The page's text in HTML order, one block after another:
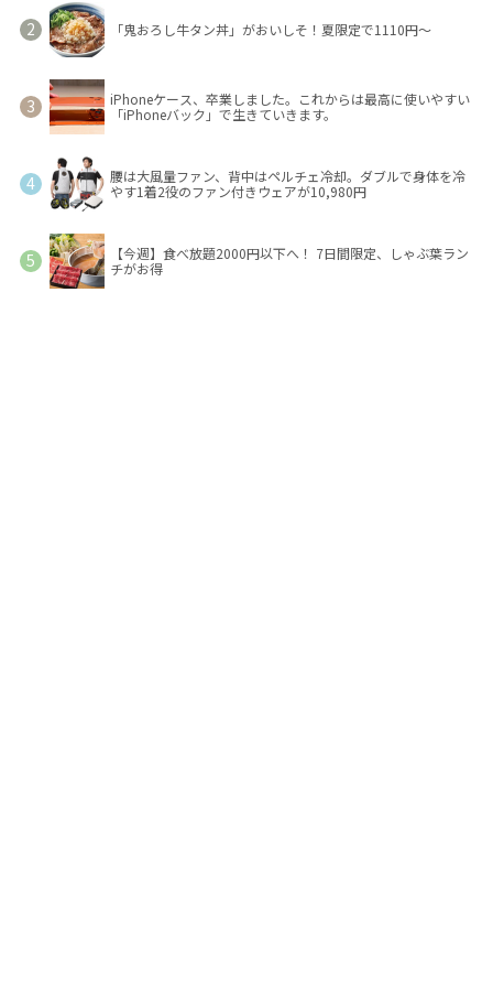
「鬼おろし牛タン丼」がおいしそ！夏限定で1110円～
iPhoneケース、卒業しました。これからは最高に使いやすい
「iPhoneバック」で生きていきます。
腰は大風量ファン、背中はペルチェ冷却。ダブルで身体を冷
やす1着2役のファン付きウェアが10,980円
【今週】食べ放題2000円以下へ！ 7日間限定、しゃぶ葉ラン
チがお得